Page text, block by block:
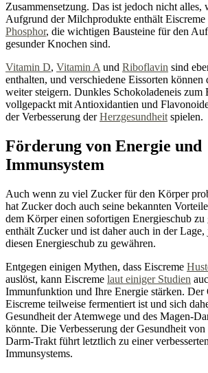
Zusammensetzung. Das ist jedoch nicht alles,
Aufgrund der Milchprodukte enthält Eiscreme
Phosphor, die wichtigen Bausteine für den
gesunder Knochen sind.
Vitamin D, Vitamin Aund Riboflavin sind
enthalten, und verschiedene Eissorten
weiter steigern. Dunkles Schokoladeneis zum
vollgepackt mit Antioxidantien und
der Verbesserung derHerzgesundheitspielen.
Förderung von Energie und
Immunsystem
Auch wenn zu viel Zucker für den Körper
hat Zucker doch auch seine bekannten
dem Körper einen sofortigen Energieschub zu
enthält Zucker und ist daher auch in der Lage,
diesen Energieschub zu gewähren.
Entgegen einigen Mythen, dass Eiscreme
auslöst, kann Eiscreme laut einiger Studien
Immunfunktion und Ihre Energie stärken. Der
Eiscreme teilweise fermentiert ist und sich
Gesundheit der Atemwege und des Magen-
könnte. Die Verbesserung der Gesundheit
Darm-Trakt führt letztlich zu einer
Immunsystems.